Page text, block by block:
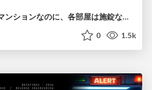
0 1.5k